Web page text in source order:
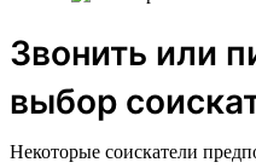
Звонить или
выбор
Некоторые соискатели